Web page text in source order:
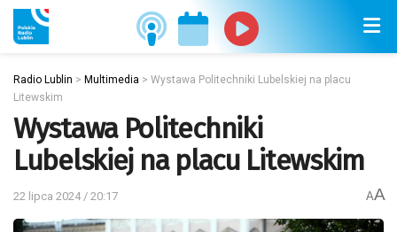
Radio Lublin > Multimedia > Wystawa Politechniki Lubelskiej na placu
Litewskim
Wystawa Politechniki
Lubelskiej na placu Litewskim
22 lipca 2024 / 20:17 AA